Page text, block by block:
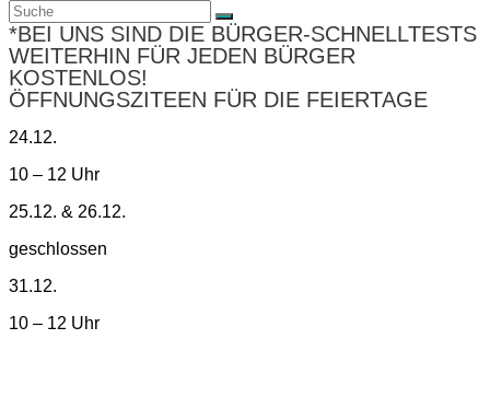
*BEI UNS SIND DIE BÜRGER-SCHNELLTESTS
WEITERHIN FÜR JEDEN BÜRGER
KOSTENLOS!
ÖFFNUNGSZITEEN FÜR DIE FEIERTAGE
24.12.
10 – 12 Uhr
25.12. & 26.12.
geschlossen
31.12.
10 – 12 Uhr